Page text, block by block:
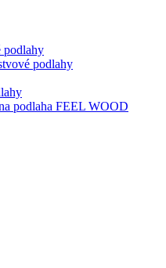
podlahy
podlahy
podlaha FEEL WOOD